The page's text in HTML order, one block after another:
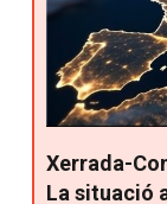
Xerrada-
La situació